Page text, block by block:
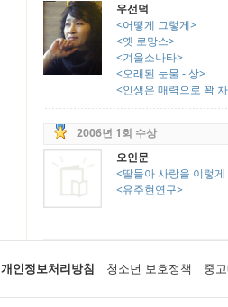
우선덕
<어떻게 그렇게>
<옛 로망스>
<겨울소나타>
<오래된 눈물 - 상>
<인생은 매력으로 꽉
2006년 1회 수상
오인문
<딸들아 사랑을 이렇
<유주현연구>
개인정보처리방침 청소년 보호정책 중